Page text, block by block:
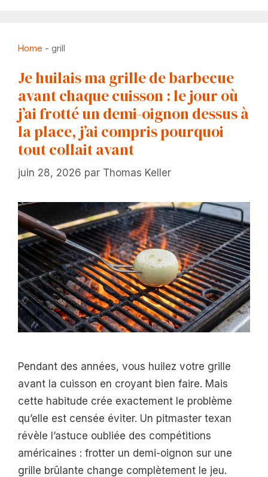
Home - grill
Je huilais ma grille de barbecue
avant chaque cuisson : le jour où
j’ai frotté un demi-oignon dessus à
la place, j’ai compris pourquoi
tout collait avant
juin 28, 2026 par Thomas Keller
Pendant des années, vous huilez votre grille
avant la cuisson en croyant bien faire. Mais
cette habitude crée exactement le problème
qu’elle est censée éviter. Un pitmaster texan
révèle l’astuce oubliée des compétitions
américaines : frotter un demi-oignon sur une
grille brûlante change complètement le jeu.